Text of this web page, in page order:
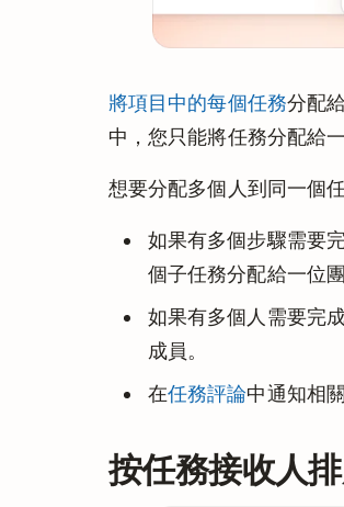
將項目中的每個任務分配
中，您只能將任務分配給
想要分配多個人到同一個
如果有多個步驟需要
個子任務分配給一位團
如果有多個人需要完
成員。
在任務評論中通知相
按任務接收人